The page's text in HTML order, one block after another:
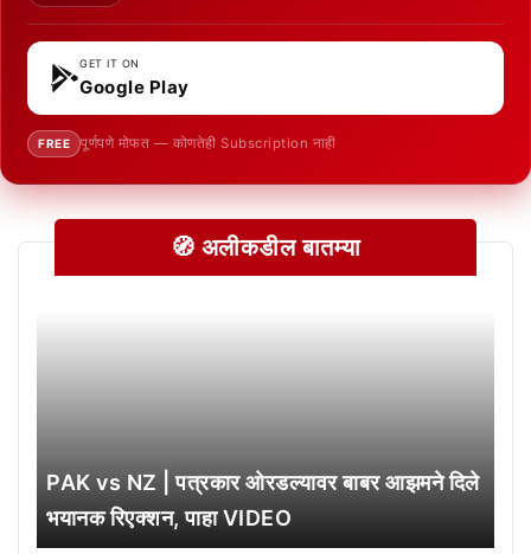
GET IT ON
Google Play
FREE पूर्णपणे मोफत — कोणतेही Subscription नाही
🧭 अलीकडील बातम्या
PAK vs NZ | पत्रकार ओरडल्यावर बाबर आझमने दिले
भयानक रिएक्शन, पाहा VIDEO